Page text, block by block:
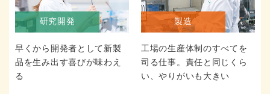
研究開発
早くから開発者として新製
品を生み出す喜びが味わえ
る
製造
工場の生産体制のすべてを
司る仕事。責任と同じくら
い、やりがいも大きい